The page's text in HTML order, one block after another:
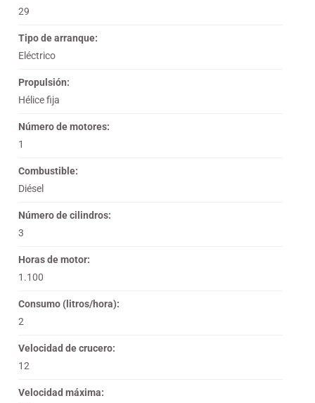
29
Tipo de arranque:
Eléctrico
Propulsión:
Hélice fija
Número de motores:
1
Combustible:
Diésel
Número de cilindros:
3
Horas de motor:
1.100
Consumo (litros/hora):
2
Velocidad de crucero:
12
Velocidad máxima: